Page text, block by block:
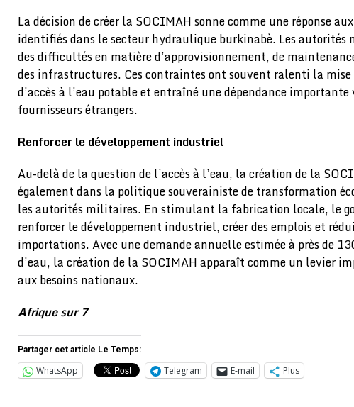
La décision de créer la SOCIMAH sonne comme une réponse
identifiés dans le secteur hydraulique burkinabè. Les
des difficultés en matière d’approvisionnement, de
des infrastructures. Ces contraintes ont souvent ralenti la
d’accès à l’eau potable et entraîné une dépendance importante
fournisseurs étrangers.
Renforcer le développement industriel
Au-delà de la question de l’accès à l’eau, la création de la
également dans la politique souverainiste de transformation
les autorités militaires. En stimulant la fabrication locale, le
renforcer le développement industriel, créer des emplois et
importations. Avec une demande annuelle estimée à près de
d’eau, la création de la SOCIMAH apparaît comme un levier
aux besoins nationaux.
Afrique sur 7
Partager cet article Le Temps:
WhatsApp Telegram E-mail Plus